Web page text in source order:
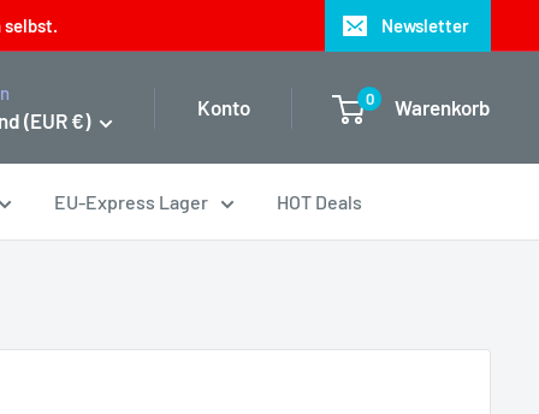
selbst. Newsletter
(EUR €)
Konto 0 Warenkorb
EU-Express Lager HOT Deals